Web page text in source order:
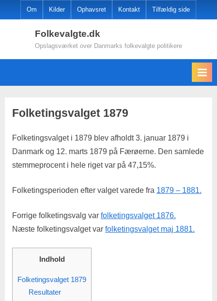
to
Om Kilder Ophavsret Kontakt Tilfældig side
Folkevalgte.dk
Opslagsværket over Danmarks folkevalgte politikere
Folketingsvalget 1879
Folketingsvalget i 1879 blev afholdt3. januar 1879 i
Danmark og 12. marts 1879 på Færøerne. Den samlede
stemmeprocent i hele riget var på 47,15%.
Folketingsperioden efter valget varede fra 1879 – 1881.
Forrige folketingsvalg var folketingsvalget 1876.
Næste folketingsvalget var folketingsvalget maj 1881.
Indhold
Folketingsvalget 1879
Resultater